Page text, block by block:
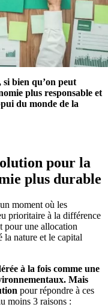
bien qu’on peut
plus responsable et
du monde de la
pour la
plus durable
moment où les
prioritaire à la différence
pour une allocation
nature et le capital
à la fois comme une
Mais
pour répondre à ces
moins 3 raisons :